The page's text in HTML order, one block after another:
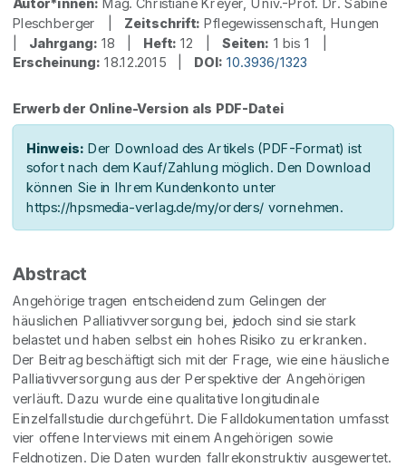
Autor*innen: Mag. Christiane Kreyer, Univ.-Prof. Dr. Sabine
Pleschberger | Zeitschrift: Pflegewissenschaft, Hungen
Jahrgang: 18 | Heft: 12 | Seiten: 1 bis 1 |
Erscheinung: 18.12.2015 | DOI: 10.3936/1323
Erwerb der Online-Version als PDF-Datei
Hinweis: Der Download des Artikels (PDF-Format) ist
sofort nach dem Kauf/Zahlung möglich. Den Download
können Sie in Ihrem Kundenkonto unter
https://hpsmedia-verlag.de/my/orders/ vornehmen.
Abstract
Angehörige tragen entscheidend zum Gelingen der
häuslichen Palliativversorgung bei, jedoch sind sie stark
belastet und haben selbst ein hohes Risiko zu erkranken.
Der Beitrag beschäftigt sich mit der Frage, wie eine häusliche
Palliativversorgung aus der Perspektive der Angehörigen
verläuft. Dazu wurde eine qualitative longitudinale
Einzelfallstudie durchgeführt. Die Falldokumentation umfasst
vier offene Interviews mit einem Angehörigen sowie
Feldnotizen. Die Daten wurden fallrekonstruktiv ausgewertet.